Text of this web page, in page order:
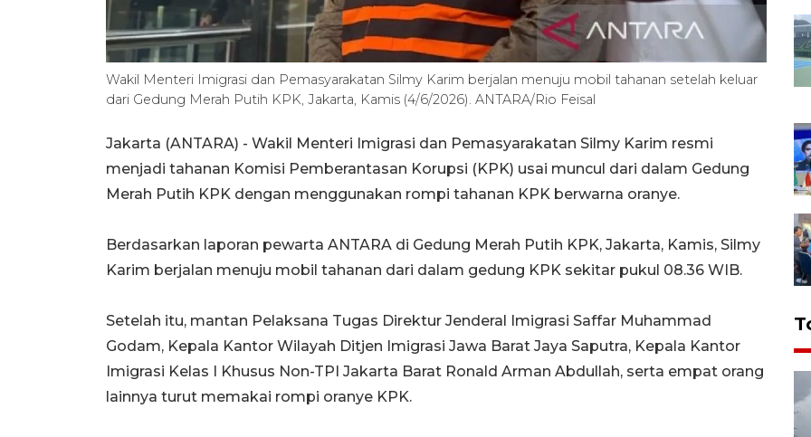
Wakil Menteri Imigrasi dan Pemasyarakatan Silmy Karim berjalan menuju mobil tahanan setelah keluar
dari Gedung Merah Putih KPK, Jakarta, Kamis (4/6/2026). ANTARA/Rio Feisal
Jakarta (ANTARA) - Wakil Menteri Imigrasi dan Pemasyarakatan Silmy Karim resmi
menjadi tahanan Komisi Pemberantasan Korupsi (KPK) usai muncul dari dalam Gedung
Merah Putih KPK dengan menggunakan rompi tahanan KPK berwarna oranye.
Berdasarkan laporan pewarta ANTARA di Gedung Merah Putih KPK, Jakarta, Kamis, Silmy
Karim berjalan menuju mobil tahanan dari dalam gedung KPK sekitar pukul 08.36 WIB.
Setelah itu, mantan Pelaksana Tugas Direktur Jenderal Imigrasi Saffar Muhammad
Godam, Kepala Kantor Wilayah Ditjen Imigrasi Jawa Barat Jaya Saputra, Kepala Kantor
Imigrasi Kelas I Khusus Non-TPI Jakarta Barat Ronald Arman Abdullah, serta empat orang
lainnya turut memakai rompi oranye KPK.